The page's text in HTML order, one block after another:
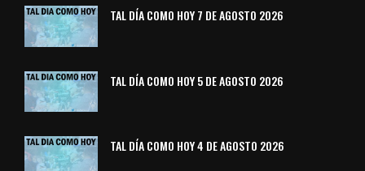
TAL DÍA COMO HOY 7 DE AGOSTO 2026
TAL DÍA COMO HOY 5 DE AGOSTO 2026
TAL DÍA COMO HOY 4 DE AGOSTO 2026